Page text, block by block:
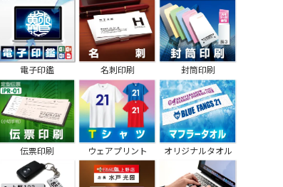
電子印鑑 名刺印刷 封筒印刷
伝票印刷 ウェアプリント オリジナルタオル